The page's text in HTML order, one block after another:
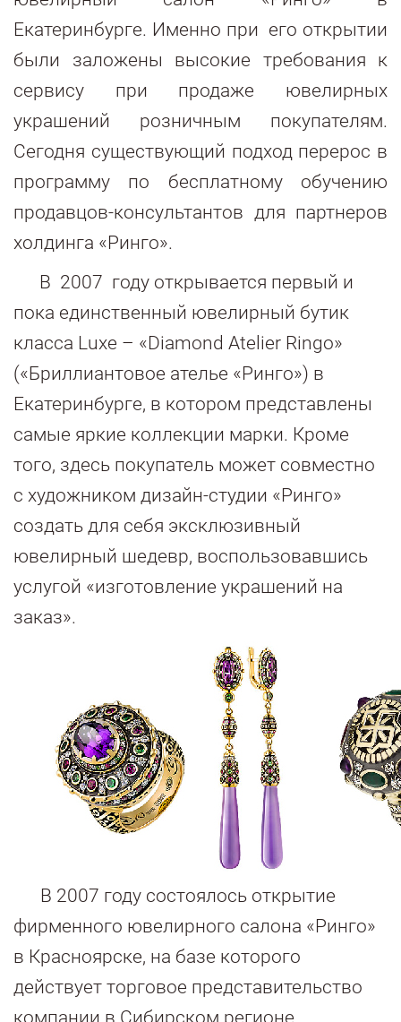
Екатеринбурге. Именно при его открытии
были заложены высокие требования к
сервису при продаже ювелирных
украшений розничным покупателям.
Сегодня существующий подход перерос в
программу по бесплатному обучению
продавцов-консультантов для партнеров
холдинга «Ринго».
В 2007 году открывается первый и
пока единственный ювелирный бутик
класса Luxe – «Diamond Atelier Ringo»
(«Бриллиантовое ателье «Ринго») в
Екатеринбурге, в котором представлены
самые яркие коллекции марки. Кроме
того, здесь покупатель может совместно
с художником дизайн-студии «Ринго»
создать для себя эксклюзивный
ювелирный шедевр, воспользовавшись
услугой «изготовление украшений на
заказ».
В 2007 году состоялось открытие
фирменного ювелирного салона «Ринго»
в Красноярске, на базе которого
действует торговое представительство
компании в Сибирском регионе.